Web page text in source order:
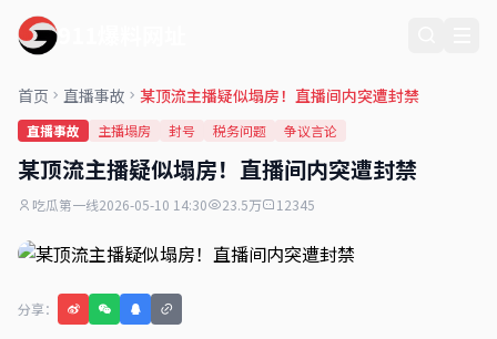
首页 直播事故 某顶流主播疑似塌房！直播间内突遭封禁
直播事故 主播塌房 封号 税务问题 争议言论
某顶流主播疑似塌房！直播间内突遭封禁
吃瓜第一线2026-05-10 14:30 23.5万 12345
分享：